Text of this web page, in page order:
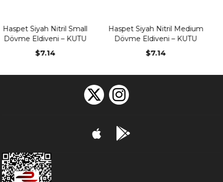
Haspet Siyah Nitril Medium
Dövme Eldiveni – KUTU
Haspet Siyah Nitril
Dövme Eldiveni –